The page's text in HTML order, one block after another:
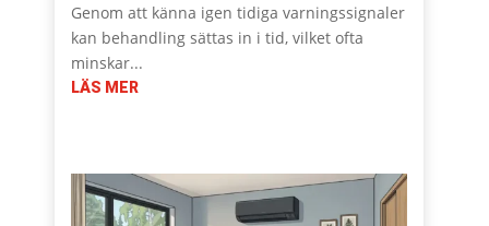
Genom att känna igen tidiga varningssignaler
kan behandling sättas in i tid, vilket ofta
minskar...
LÄS MER